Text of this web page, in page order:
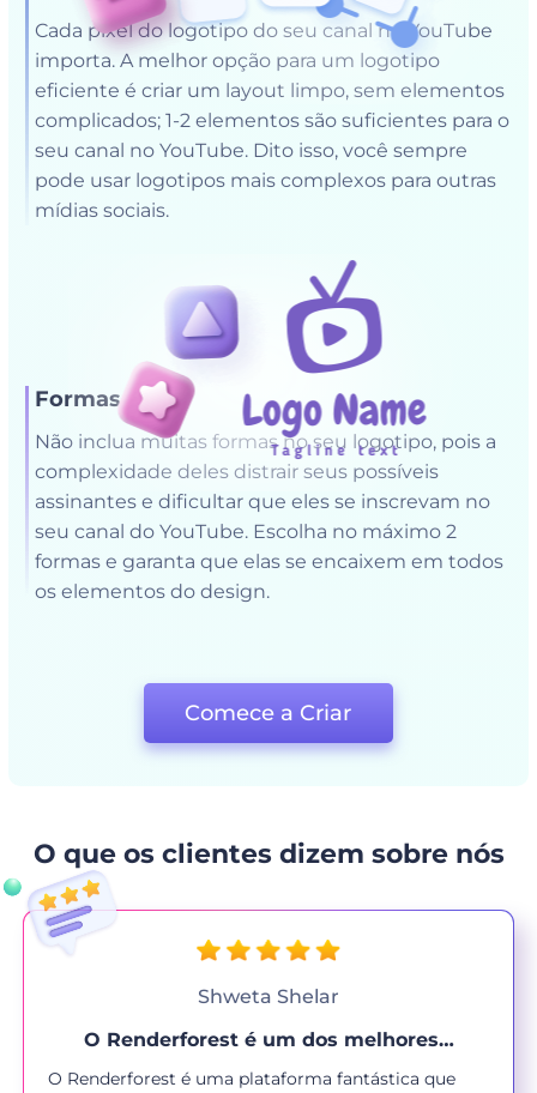
Cada pixel do logotipo do seu canal no YouTube
importa. A melhor opção para um logotipo
eficiente é criar um layout limpo, sem elementos
complicados; 1-2 elementos são suficientes para o
seu canal no YouTube. Dito isso, você sempre
pode usar logotipos mais complexos para outras
mídias sociais.
Formas
Não inclua muitas formas no seu logotipo, pois a
complexidade deles distrair seus possíveis
assinantes e dificultar que eles se inscrevam no
seu canal do YouTube. Escolha no máximo 2
formas e garanta que elas se encaixem em todos
os elementos do design.
Comece a Criar
O que os clientes dizem sobre nós
Shweta Shelar
O Renderforest é um dos melhores…
O Renderforest é uma plataforma fantástica que